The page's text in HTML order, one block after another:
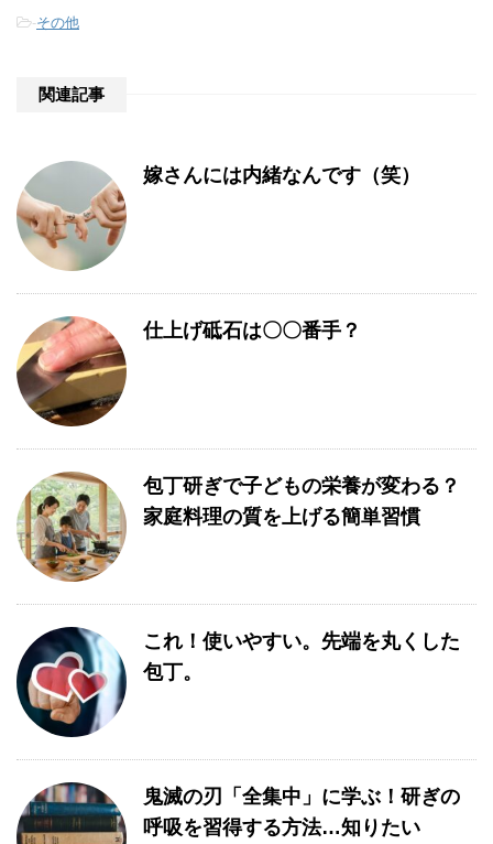
-その他
関連記事
嫁さんには内緒なんです（笑）
仕上げ砥石は〇〇番手？
包丁研ぎで子どもの栄養が変わる？
家庭料理の質を上げる簡単習慣
これ！使いやすい。先端を丸くした
包丁。
鬼滅の刃「全集中」に学ぶ！研ぎの
呼吸を習得する方法…知りたい